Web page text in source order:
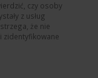
czy osoby
z usług
że nie
zidentyfikowane